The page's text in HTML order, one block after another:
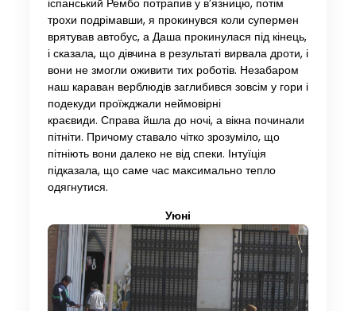
іспанський Рембо потрапив у в’язницю, потім
трохи подрімавши, я прокинувся коли супермен
врятував автобус, а Даша прокинулася під кінець,
і сказала, що дівчина в результаті вирвала дроти, і
вони не змогли оживити тих роботів. Незабаром
наш караван верблюдів заглибився зовсім у гори і
подекуди проїжджали неймовірні
краєвиди. Справа йшла до ночі, а вікна починали
пітніти. Причому ставало чітко зрозуміло, що
пітніють вони далеко не від спеки. Інтуїція
підказала, що саме час максимально тепло
одягнутися.
Уюні